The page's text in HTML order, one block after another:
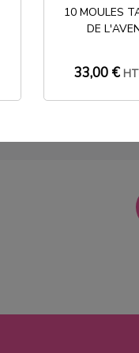
10 MOULES
DE
33,00 € HT